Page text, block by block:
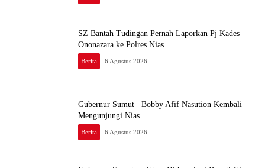
SZ Bantah Tudingan Pernah Laporkan Pj Kades
Ononazara ke Polres Nias
Berita 6 Agustus 2026
Gubernur Sumut Bobby Afif Nasution Kembali
Mengunjungi Nias
Berita 6 Agustus 2026